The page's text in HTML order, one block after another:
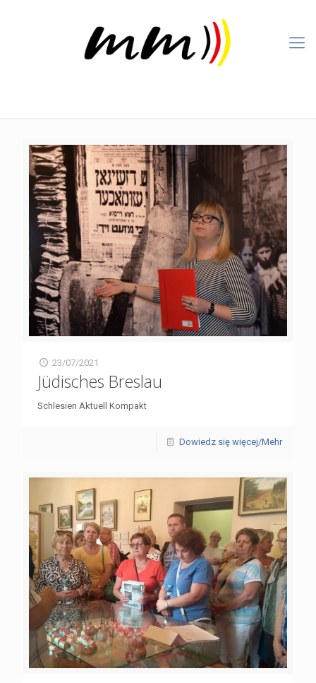
23/07/2021
Jüdisches Breslau
Schlesien Aktuell Kompakt
Dowiedz się więcej/Mehr